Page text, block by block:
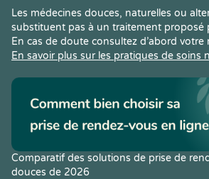
Les médecines douces, naturelles ou
substituent pas à un traitement proposé
En cas de doute consultez d’abord votre
En savoir plus sur les pratiques de soins
Comparatif des solutions de prise de
douces de 2026